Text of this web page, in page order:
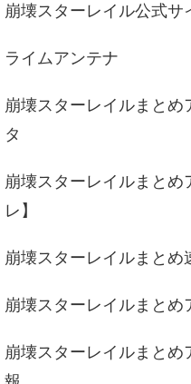
崩壊スターレイル公式サ
ライムアンテナ
崩壊スターレイルまとめ
タ
崩壊スターレイルまとめ
レ】
崩壊スターレイルまとめ
崩壊スターレイルまとめ
崩壊スターレイルまとめ